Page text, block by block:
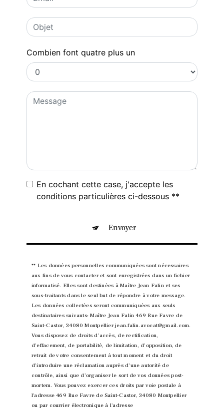
Combien font quatre plus un
En cochant cette case, j'accepte les
conditions particulières ci-dessous **
Envoyer
** Les données personnelles communiquées sont nécessaires
aux fins de vous contacter et sont enregistrées dans un fichier
informatisé. Elles sont destinées à Maître Jean Falin et ses
sous-traitants dans le seul but de répondre à votre message.
Les données collectées seront communiquées aux seuls
destinataires suivants: Maître Jean Falin 469 Rue Favre de
Saint-Castor, 34080 Montpellier jean.falin.avocat@gmail.com.
Vous disposez de droits d’accès, de rectification,
d’effacement, de portabilité, de limitation, d’opposition, de
retrait de votre consentement à tout moment et du droit
d’introduire une réclamation auprès d’une autorité de
contrôle, ainsi que d’organiser le sort de vos données post-
mortem. Vous pouvez exercer ces droits par voie postale à
l'adresse 469 Rue Favre de Saint-Castor, 34080 Montpellier
ou par courrier électronique à l'adresse